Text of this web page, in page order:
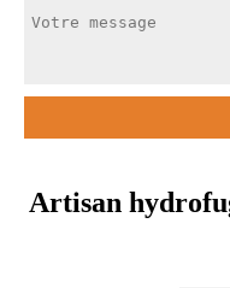
Artisan